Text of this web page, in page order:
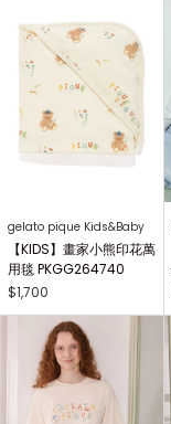
gelato pique Kids&Baby
【KIDS】畫家小熊印花萬
用毯 PKGG264740
$1,700